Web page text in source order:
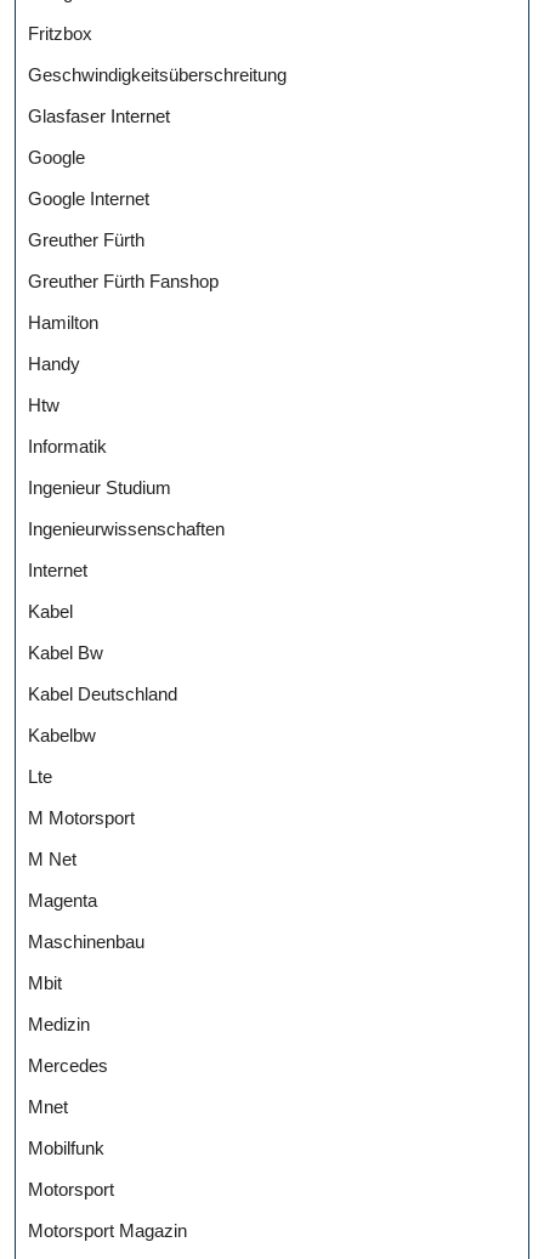
Fritzbox
Geschwindigkeitsüberschreitung
Glasfaser Internet
Google
Google Internet
Greuther Fürth
Greuther Fürth Fanshop
Hamilton
Handy
Htw
Informatik
Ingenieur Studium
Ingenieurwissenschaften
Internet
Kabel
Kabel Bw
Kabel Deutschland
Kabelbw
Lte
M Motorsport
M Net
Magenta
Maschinenbau
Mbit
Medizin
Mercedes
Mnet
Mobilfunk
Motorsport
Motorsport Magazin